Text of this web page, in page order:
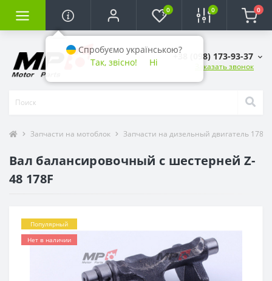
0 0 0
+38 (098) 173-93-37
Заказать звонок
Запчасти на мотоблок Запчасти на дизельный двигатель 178F
Вал балансировочный с шестерней Z-
48 178F
Популярный
Нет в наличии
Спробуємо українською?
Так, звісно!
Ні